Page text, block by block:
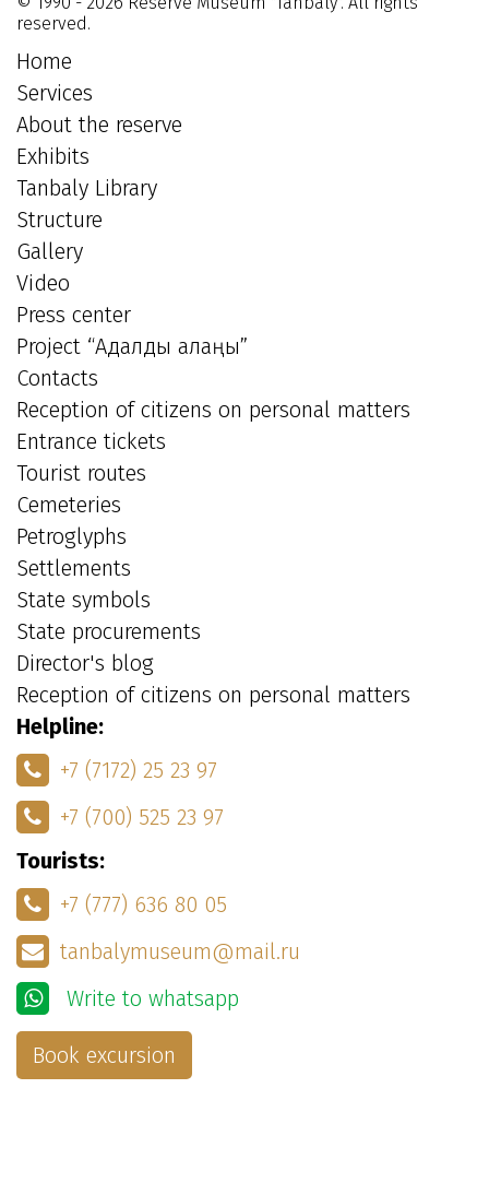
reserved.
Home
Services
About the reserve
Exhibits
Tanbaly Library
Structure
Gallery
Video
Press center
Project “Адалдық алаңы”
Contacts
Reception of citizens on personal matters
Entrance tickets
Tourist routes
Cemeteries
Petroglyphs
Settlements
State symbols
State procurements
Director's blog
Reception of citizens on personal matters
Helpline:
+7 (7172) 25 23 97
+7 (700) 525 23 97
Tourists:
+7 (777) 636 80 05
tanbalymuseum@mail.ru
Write to whatsapp
Book excursion